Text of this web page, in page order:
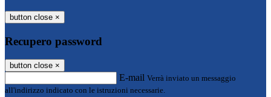
button close ×
Recupero password
button close ×
E-mail Verrà inviato un messaggio
all'indirizzo indicato con le istruzioni necessarie.